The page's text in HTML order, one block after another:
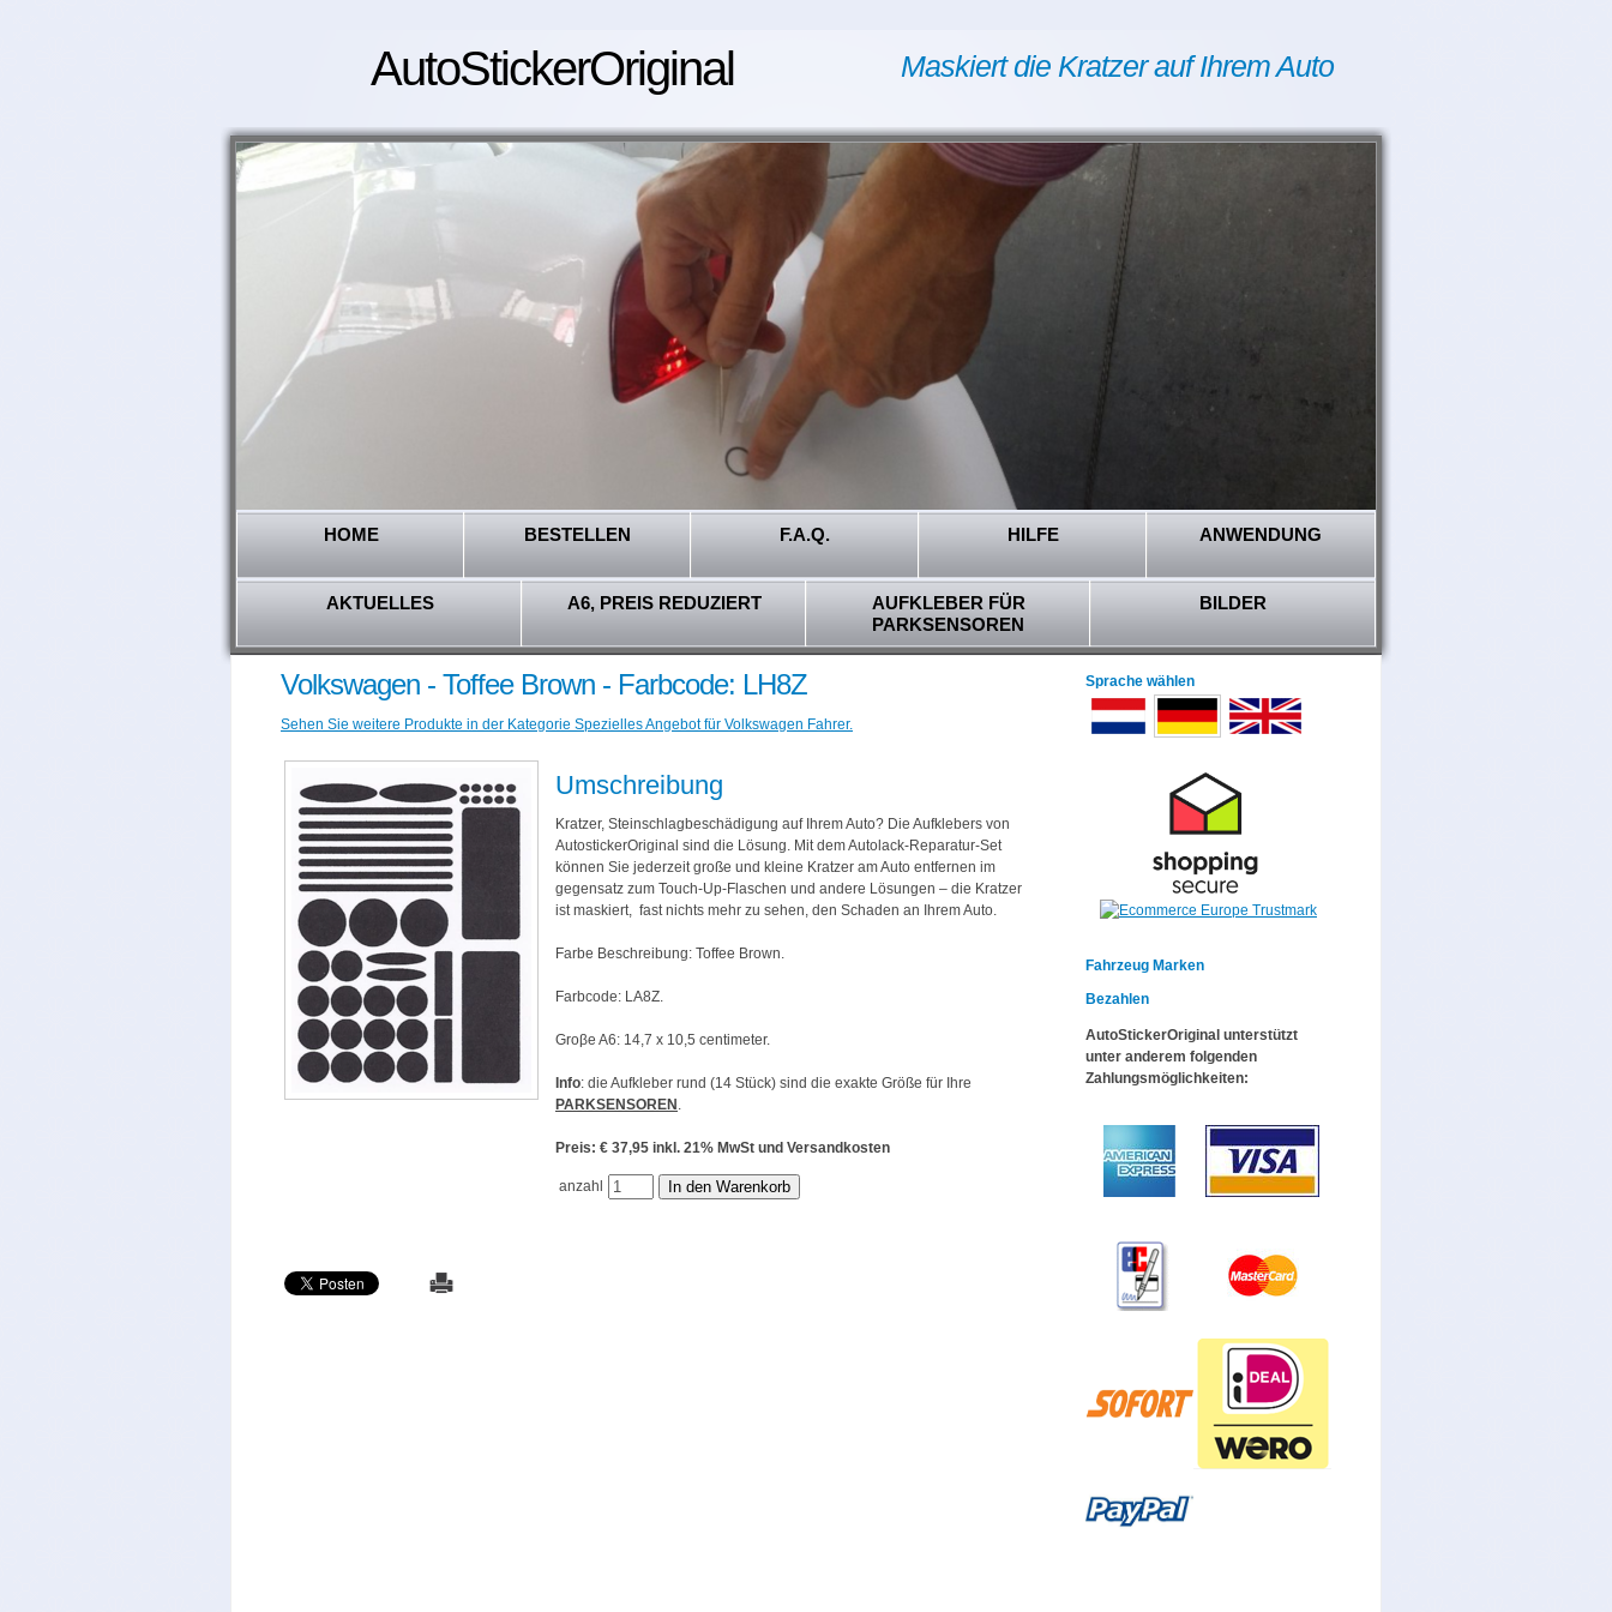
AutoStickerOriginal Maskiert die Kratzer auf Ihrem Auto
HOME BESTELLEN F.A.Q. HILFE ANWENDUNG
AKTUELLES A6, PREIS REDUZIERT
AUFKLEBER FÜR
PARKSENSOREN
BILDER
Volkswagen - Toffee Brown - Farbcode: LH8Z
Sehen Sie weitere Produkte in der Kategorie Spezielles Angebot für Volkswagen Fahrer.
Umschreibung
Kratzer, Steinschlagbeschädigung auf Ihrem Auto? Die Aufklebers von
AutostickerOriginal sind die Lösung. Mit dem Autolack-Reparatur-Set
können Sie jederzeit große und kleine Kratzer am Auto entfernen im
gegensatz zum Touch-Up-Flaschen und andere Lösungen – die Kratzer
ist maskiert, fast nichts mehr zu sehen, den Schaden an Ihrem Auto.
Farbe Beschreibung: Toffee Brown.
Farbcode: LA8Z.
Groβe A6: 14,7 x 10,5 centimeter.
Info: die Aufkleber rund (14 Stück) sind die exakte Größe für Ihre
PARKSENSOREN .
Preis: € 37,95 inkl. 21% MwSt und Versandkosten
anzahl
Sprache wählen
Fahrzeug Marken
Bezahlen
AutoStickerOriginal unterstützt
unter anderem folgenden
Zahlungsmöglichkeiten: